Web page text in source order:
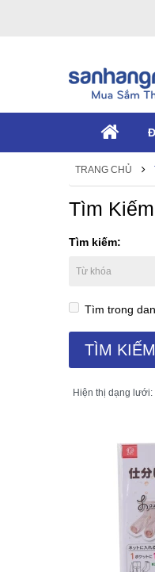
TRANG CHỦ
Tìm Kiếm
Tìm kiếm:
Tìm trong
Hiện thị dạng lưới: